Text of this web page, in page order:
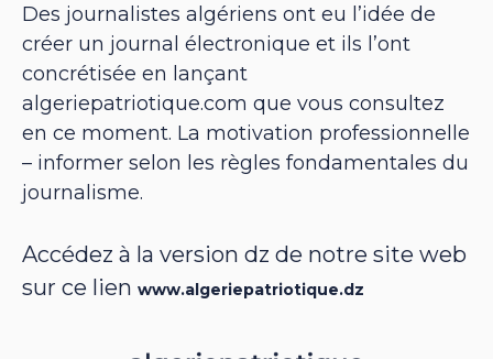
Des journalistes algériens ont eu l’idée de
créer un journal électronique et ils l’ont
concrétisée en lançant
algeriepatriotique.com que vous consultez
en ce moment. La motivation professionnelle
– informer selon les règles fondamentales du
journalisme.
Accédez à la version dz de notre site web
sur ce lien www.algeriepatriotique.dz